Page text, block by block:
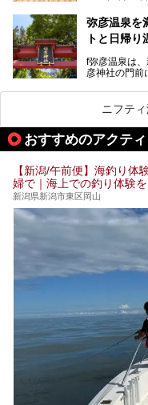
なお、宿泊し
泉 しなの荘
提供元：一般
す。
街に再び笑顔
て地域活性
サウナ室の
弥彦温泉を
トと日帰り
f弥彦温泉は
彦神社の門前
この記事で
り施設、グ
ットをご紹介
方に向けて、
ひ参考にして
ニフテ
おすすめのアクテ
【新潟/午前便】海釣り体
婦で｜海上での釣り体験
新潟県新潟市東区岡山